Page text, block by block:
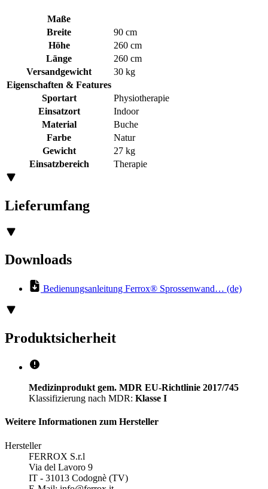
Maße
Breite
90 cm
Höhe
260 cm
Länge
260 cm
Versandgewicht
30 kg
Eigenschaften & Features
Sportart
Physiotherapie
Einsatzort
Indoor
Material
Buche
Farbe
Natur
Gewicht
27 kg
Einsatzbereich
Therapie
Lieferumfang
Downloads
Bedienungsanleitung Ferrox® Sprossenwand… (de)
Produktsicherheit
Medizinprodukt gem. MDR EU-Richtlinie 2017/745
Klassifizierung nach MDR: Klasse I
Weitere Informationen zum Hersteller
Hersteller
FERROX S.r.l
Via del Lavoro 9
IT - 31013 Codognè (TV)